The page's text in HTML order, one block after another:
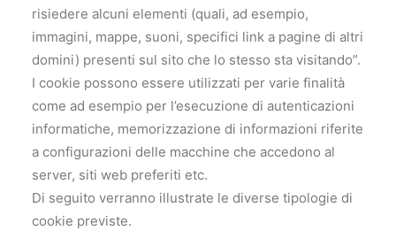
risiedere alcuni elementi (quali, ad esempio,
immagini, mappe, suoni, specifici link a pagine di altri
domini) presenti sul sito che lo stesso sta visitando”.
I cookie possono essere utilizzati per varie finalità
come ad esempio per l’esecuzione di autenticazioni
informatiche, memorizzazione di informazioni riferite
a configurazioni delle macchine che accedono al
server, siti web preferiti etc.
Di seguito verranno illustrate le diverse tipologie di
cookie previste.